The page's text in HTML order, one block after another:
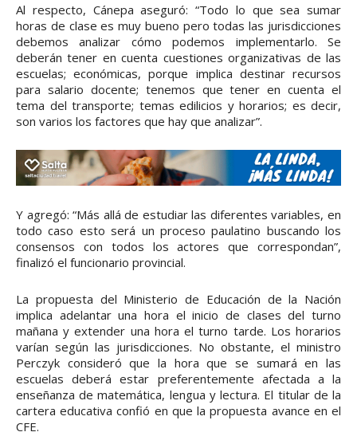
Al respecto, Cánepa aseguró: “Todo lo que sea sumar
horas de clase es muy bueno pero todas las jurisdicciones
debemos analizar cómo podemos implementarlo. Se
deberán tener en cuenta cuestiones organizativas de las
escuelas; económicas, porque implica destinar recursos
para salario docente; tenemos que tener en cuenta el
tema del transporte; temas edilicios y horarios; es decir,
son varios los factores que hay que analizar”.
Y agregó: “Más allá de estudiar las diferentes variables, en
todo caso esto será un proceso paulatino buscando los
consensos con todos los actores que correspondan”,
finalizó el funcionario provincial.
La propuesta del Ministerio de Educación de la Nación
implica adelantar una hora el inicio de clases del turno
mañana y extender una hora el turno tarde. Los horarios
varían según las jurisdicciones. No obstante, el ministro
Perczyk consideró que la hora que se sumará en las
escuelas deberá estar preferentemente afectada a la
enseñanza de matemática, lengua y lectura. El titular de la
cartera educativa confió en que la propuesta avance en el
CFE.